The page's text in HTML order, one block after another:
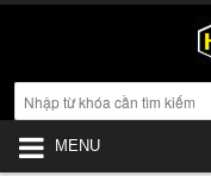
MENU